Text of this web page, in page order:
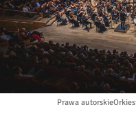
Prawa autorskie